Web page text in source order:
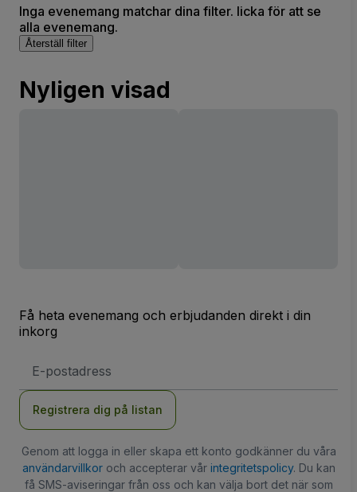
Inga evenemang matchar dina filter. licka för att se
alla evenemang.
Återställ filter
Nyligen visad
Få heta evenemang och erbjudanden direkt i din
inkorg
postadress
Registrera dig på listan
Genom att logga in eller skapa ett konto godkänner du våra
användarvillkoroch accepterar vår integritetspolicy. Du kan
få SMS-aviseringar från oss och kan välja bort det när som